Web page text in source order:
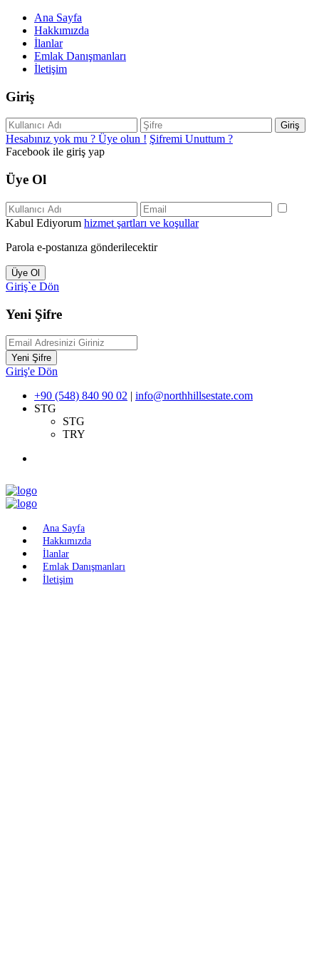
Ana Sayfa
Hakkımızda
İlanlar
Emlak Danışmanları
İletişim
Giriş
Giriş
Hesabınız yok mu ? Üye olun ! Şifremi Unuttum ?
Facebook ile giriş yap
Üye Ol
Kabul Ediyorum hizmet şartları ve koşullar
Parola e-postanıza gönderilecektir
Üye Ol
Giriş`e Dön
Yeni Şifre
Yeni Şifre
Giriş'e Dön
+90 (548) 840 90 02 | info@northhillsestate.com
STG
STG
TRY
Ana Sayfa
Hakkımızda
İlanlar
Emlak Danışmanları
İletişim